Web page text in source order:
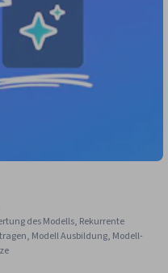
des Modells, Rekurrente
Modell Ausbildung, Modell-